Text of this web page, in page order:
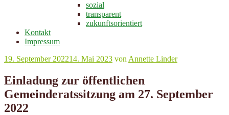
sozial
transparent
zukunftsorientiert
Kontakt
Impressum
Veröffentlicht
19. September 202214. Mai 2023 von Annette Linder
Einladung zur öffentlichen
Gemeinderatssitzung am 27. September
2022